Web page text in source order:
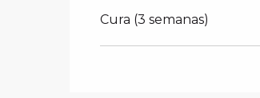
Cura (3 semanas)